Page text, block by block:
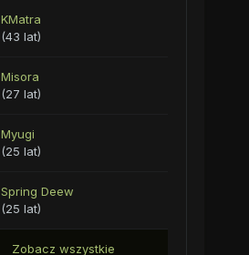
KMatra
(43 lat)
Misora
(27 lat)
Myugi
(25 lat)
Spring Deew
(25 lat)
Zobacz wszystkie